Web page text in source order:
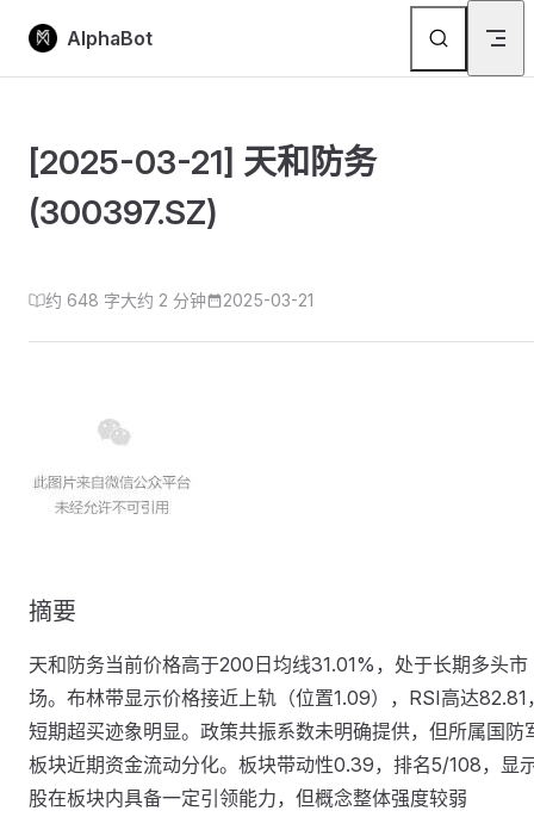
Skip to content
AlphaBot
[2025-03-21] 天和防务
(300397.SZ)
约 648 字大约 2 分钟 2025-03-21
摘要
天和防务当前价格高于200日均线31.01%，处于长期多头市
场。布林带显示价格接近上轨（位置1.09），RSI高达82.81
短期超买迹象明显。政策共振系数未明确提供，但所属国防
板块近期资金流动分化。板块带动性0.39，排名5/108，显
股在板块内具备一定引领能力，但概念整体强度较弱